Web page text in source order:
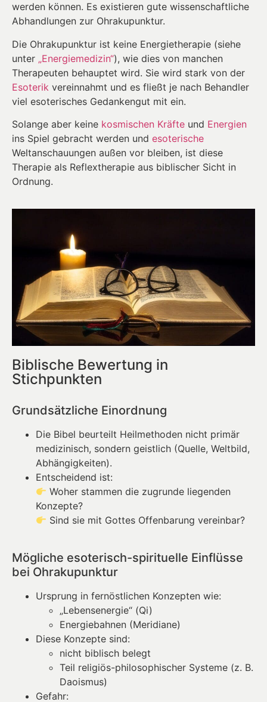
werden können. Es existieren gute wissenschaftliche
Abhandlungen zur Ohrakupunktur.
Die Ohrakupunktur ist keine Energietherapie (siehe
unter „Energiemedizin“), wie dies von manchen
Therapeuten behauptet wird. Sie wird stark von der
Esoterik vereinnahmt und es fließt je nach Behandler
viel esoterisches Gedankengut mit ein.
Solange aber keine kosmischen Kräfte und Energien
ins Spiel gebracht werden und esoterische
Weltanschauungen außen vor bleiben, ist diese
Therapie als Reflextherapie aus biblischer Sicht in
Ordnung.
Biblische Bewertung in
Stichpunkten
Grundsätzliche Einordnung
Die Bibel beurteilt Heilmethoden nicht primär
medizinisch, sondern geistlich (Quelle, Weltbild,
Abhängigkeiten).
Entscheidend ist:
Woher stammen die zugrunde liegenden
Konzepte?
Sind sie mit Gottes Offenbarung vereinbar?
Mögliche esoterisch-spirituelle Einflüsse
bei Ohrakupunktur
Ursprung in fernöstlichen Konzepten wie:
„Lebensenergie“ (Qi)
Energiebahnen (Meridiane)
Diese Konzepte sind:
nicht biblisch belegt
Teil religiös-philosophischer Systeme (z. B.
Daoismus)
Gefahr: